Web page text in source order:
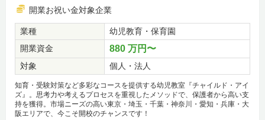
開業お祝い金対象企業
業種
幼児教育・保育園
開業資金
880 万円〜
対象 個人・法人
知育・受験対策など多彩なコースを提供する幼児教室『チャイルド・アイ
ズ』。思考力や考えるプロセスを重視したメソッドで、保護者から高い支
持を獲得。市場ニーズの高い東京・埼玉・千葉・神奈川・愛知・兵庫・大
阪エリアで、今こそ開校のチャンスです！